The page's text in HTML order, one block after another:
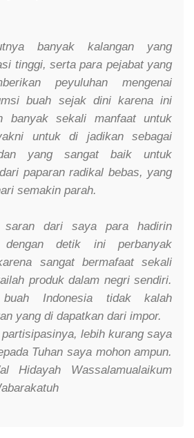
banyak kalangan yang
tinggi, serta para pejabat yang
peyuluhan mengenai
buah sejak dini karena ini
banyak sekali manfaat untuk
untuk di jadikan sebagai
yang sangat baik untuk
paparan radikal bebas, yang
semakin parah.
dari saya para hadirin
detik ini perbanyak
sangat bermafaat sekali
produk dalam negri sendiri.
Indonesia tidak kalah
yang di dapatkan dari impor.
lebih kurang saya
Tuhan saya mohon ampun.
Hidayah Wassalamualaikum